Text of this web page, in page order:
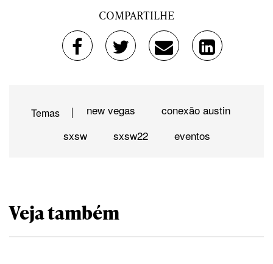
COMPARTILHE
Temas new vegas
conexão austin
sxsw
sxsw22 eventos
Veja também